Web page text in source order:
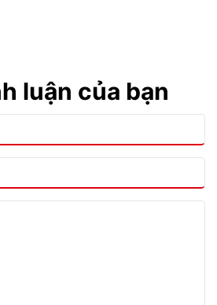
luận của bạn